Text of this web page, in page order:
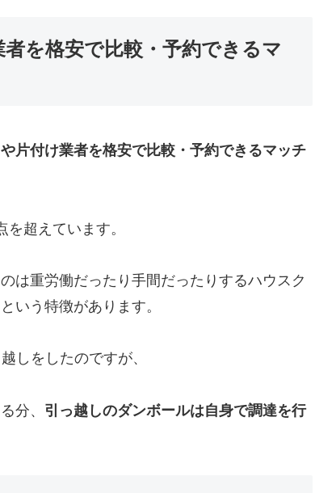
を格安で比較・予約できるマ
片付け業者を格安で比較・予約できるマッチ
超えています。
は重労働だったり手間だったりするハウスク
という特徴があります。
しをしたのですが、
分、 引っ越しのダンボールは自身で調達を行